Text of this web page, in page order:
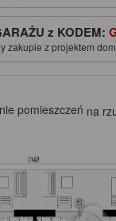
z KODEM:
zakupie z projektem
pomieszczeń na